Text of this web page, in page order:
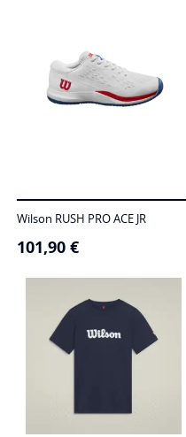
Wilson RUSH PRO ACE JR
101,90 €